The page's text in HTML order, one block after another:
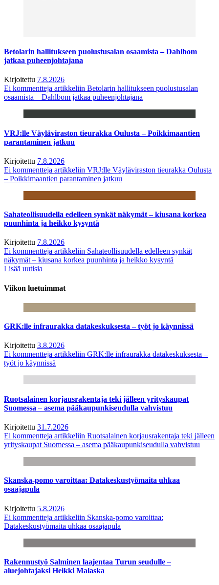
Betolarin hallitukseen puolustusalan osaamista – Dahlbom
jatkaa puheenjohtajana
Kirjoitettu 7.8.2026
Ei kommentteja artikkeliin Betolarin hallitukseen puolustusalan
osaamista – Dahlbom jatkaa puheenjohtajana
VRJ:lle Väyläviraston tieurakka Oulusta – Poikkimaantien
parantaminen jatkuu
Kirjoitettu 7.8.2026
Ei kommentteja artikkeliin VRJ:lle Väyläviraston tieurakka Oulusta
– Poikkimaantien parantaminen jatkuu
Sahateollisuudella edelleen synkät näkymät – kiusana korkea
puunhinta ja heikko kysyntä
Kirjoitettu 7.8.2026
Ei kommentteja artikkeliin Sahateollisuudella edelleen synkät
näkymät – kiusana korkea puunhinta ja heikko kysyntä
Lisää uutisia
Viikon luetuimmat
GRK:lle infraurakka datakeskuksesta – työt jo käynnissä
Kirjoitettu 3.8.2026
Ei kommentteja artikkeliin GRK:lle infraurakka datakeskuksesta –
työt jo käynnissä
Ruotsalainen korjausrakentaja teki jälleen yrityskaupat
Suomessa – asema pääkaupunkiseudulla vahvistuu
Kirjoitettu 31.7.2026
Ei kommentteja artikkeliin Ruotsalainen korjausrakentaja teki jälleen
yrityskaupat Suomessa – asema pääkaupunkiseudulla vahvistuu
Skanska-pomo varoittaa: Datakeskustyömaita uhkaa
osaajapula
Kirjoitettu 5.8.2026
Ei kommentteja artikkeliin Skanska-pomo varoittaa:
Datakeskustyömaita uhkaa osaajapula
Rakennustyö Salminen laajentaa Turun seudulle –
aluejohtajaksi Heikki Malaska